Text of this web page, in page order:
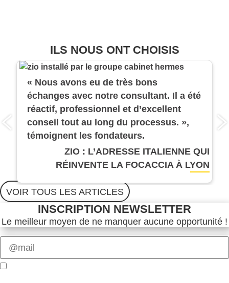
ILS NOUS ONT CHOISIS
« Nous avons eu de très bons
échanges avec notre consultant. Il a été
réactif, professionnel et d’excellent
conseil tout au long du processus. »,
témoignent les fondateurs.
ZIO : L’ADRESSE ITALIENNE QUI
RÉINVENTE LA FOCACCIA À LYON
VOIR TOUS LES ARTICLES
INSCRIPTION NEWSLETTER
Le meilleur moyen de ne manquer aucune opportunité !
Veuillez
laisser
ce